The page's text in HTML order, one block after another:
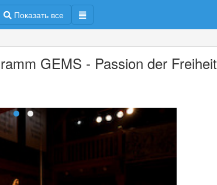
Показать все
GEMS - Passion der Freiheit